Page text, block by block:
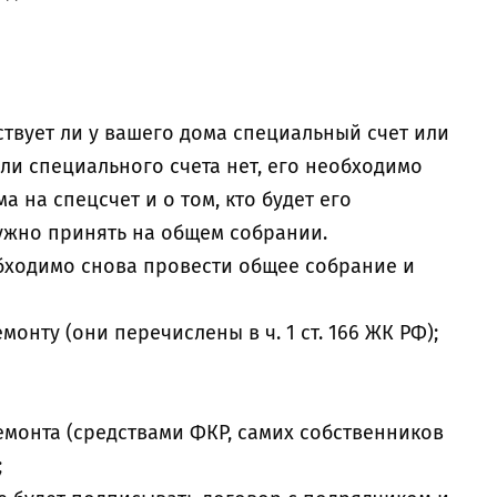
ли у вашего дома специальный счет или
специального счета нет, его необходимо
на спецсчет и о том, кто будет его
принять на общем собрании.
снова провести общее собрание и
(они перечислены в ч. 1 ст. 166 ЖК РФ);
(средствами ФКР, самих собственников